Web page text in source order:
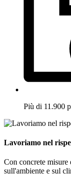
Più di 11.900
Lavoriamo nel
Con concrete
sull'ambiente e sul